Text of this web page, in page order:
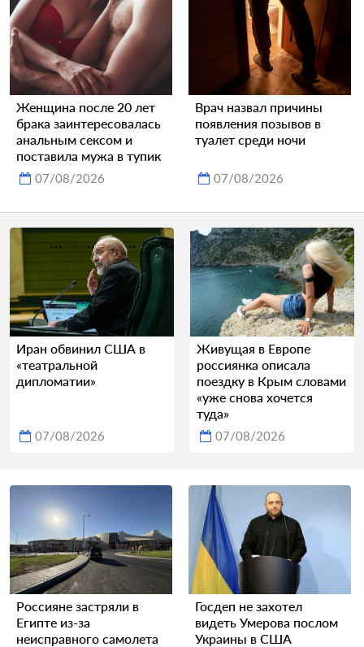
Женщина после 20 лет
брака заинтересовалась
анальным сексом и
поставила мужа в тупик
07/08/2026
Врач назвал причины
появления позывов в
туалет среди ночи
07/08/2026
Иран обвинил США в
«театральной
дипломатии»
07/08/2026
Живущая в Европе
россиянка описала
поездку в Крым словами
«уже снова хочется
туда»
07/08/2026
Россияне застряли в
Египте из-за
неисправного самолета
Госдеп не захотел
видеть Умерова послом
Украины в США